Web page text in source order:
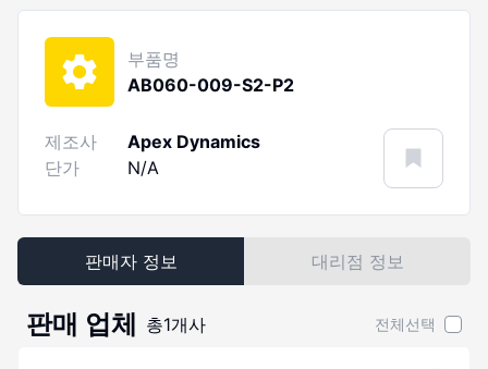
부품명
AB060-009-S2-P2
제조사
Apex Dynamics
단가
N/A
판매자 정보 대리점 정보
판매 업체 총1개사 전체선택